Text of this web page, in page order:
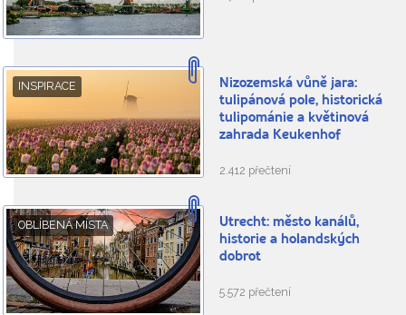
INSPIRACE
Nizozemská vůně jara:
tulipánová pole, historická
tulipománie a květinová
zahrada Keukenhof
2.412 přečtení
OBLÍBENÁ MÍSTA
Utrecht: město kanálů,
historie a holandských
dobrot
5.572 přečtení